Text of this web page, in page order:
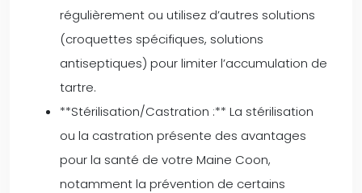
régulièrement ou utilisez d’autres solutions
(croquettes spécifiques, solutions
antiseptiques) pour limiter l’accumulation de
tartre.
**Stérilisation/Castration :** La stérilisation
ou la castration présente des avantages
pour la santé de votre Maine Coon,
notamment la prévention de certains